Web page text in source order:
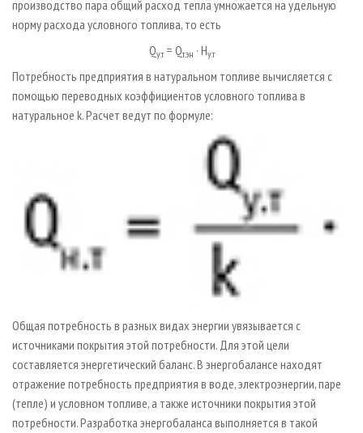
производство пара общий расход тепла умножается на удельную
норму расхода условного топлива, то есть
Qу.т= Qт.эн · Hу.т
Потребность предприятия в натуральном топливе вычисляется с
помощью переводных коэффициентов условного топлива в
натуральное k. Расчет ведут по формуле:
Общая потребность в разных видах энергии увязывается с
источниками покрытия этой потребности. Для этой цели
составляется энергетический баланс. В энергобалансе находят
отражение потребность предприятия в воде, электроэнергии, паре
(тепле) и условном топливе, а также источники покрытия этой
потребности. Разработка энергобаланса выполняется в такой